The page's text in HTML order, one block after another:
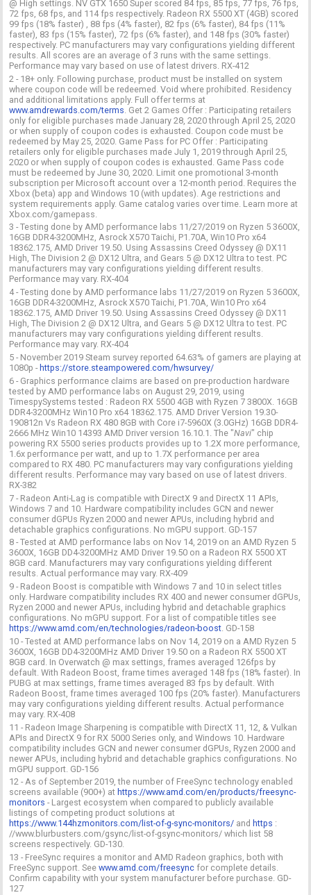
@ High settings. NV GTX 1650 Super scored 84 fps, 85 fps, 77 fps, 76 fps,
72 fps, 68 fps, and 114 fps respectively. Radeon RX 5500 XT (4GB) scored
99 fps (18% faster) , 88 fps (4% faster), 82 fps (6% faster), 84 fps (11%
faster), 83 fps (15% faster), 72 fps (6% faster), and 148 fps (30% faster)
respectively. PC manufacturers may vary configurations yielding different
results. All scores are an average of 3 runs with the same settings.
Performance may vary based on use of latest drivers. RX-412
2 - 18+ only. Following purchase, product must be installed on system
where coupon code will be redeemed. Void where prohibited. Residency
and additional limitations apply. Full offer terms at
www.amdrewards.com/terms . Get 2 Games Offer : Participating retailers
only for eligible purchases made January 28, 2020 through April 25, 2020
or when supply of coupon codes is exhausted. Coupon code must be
redeemed by May 25, 2020. Game Pass for PC Offer : Participating
retailers only for eligible purchases made July 1, 2019 through April 25,
2020 or when supply of coupon codes is exhausted. Game Pass code
must be redeemed by June 30, 2020. Limit one promotional 3-month
subscription per Microsoft account over a 12-month period. Requires the
Xbox (beta) app and Windows 10 (with updates). Age restrictions and
system requirements apply. Game catalog varies over time. Learn more at
Xbox.com/gamepass.
3 - Testing done by AMD performance labs 11/27/2019 on Ryzen 5 3600X,
16GB DDR4-3200MHz, Asrock X570 Taichi, P1.70A, Win10 Pro x64
18362.175, AMD Driver 19.50. Using Assassins Creed Odyssey @ DX11
High, The Division 2 @ DX12 Ultra, and Gears 5 @ DX12 Ultra to test. PC
manufacturers may vary configurations yielding different results.
Performance may vary. RX-404
4 - Testing done by AMD performance labs 11/27/2019 on Ryzen 5 3600X,
16GB DDR4-3200MHz, Asrock X570 Taichi, P1.70A, Win10 Pro x64
18362.175, AMD Driver 19.50. Using Assassins Creed Odyssey @ DX11
High, The Division 2 @ DX12 Ultra, and Gears 5 @ DX12 Ultra to test. PC
manufacturers may vary configurations yielding different results.
Performance may vary. RX-404
5 - November 2019 Steam survey reported 64.63% of gamers are playing at
1080p - https://store.steampowered.com/hwsurvey/
6 - Graphics performance claims are based on pre-production hardware
tested by AMD performance labs on August 29, 2019, using
TimespySystems tested : Radeon RX 5500 4GB with Ryzen 7 3800X. 16GB
DDR4-3200MHz Win10 Pro x64 18362.175. AMD Driver Version 19.30-
190812n Vs Radeon RX 480 8GB with Core i7-5960X (3.0GHz) 16GB DDR4-
2666 MHz Win10 14393 AMD Driver version 16.10.1. The "Navi" chip
powering RX 5500 series products provides up to 1.2X more performance,
1.6x performance per watt, and up to 1.7X performance per area
compared to RX 480. PC manufacturers may vary configurations yielding
different results. Performance may vary based on use of latest drivers.
RX-382
7 - Radeon Anti-Lag is compatible with DirectX 9 and DirectX 11 APIs,
Windows 7 and 10. Hardware compatibility includes GCN and newer
consumer dGPUs Ryzen 2000 and newer APUs, including hybrid and
detachable graphics configurations. No mGPU support. GD-157
8 - Tested at AMD performance labs on Nov 14, 2019 on an AMD Ryzen 5
3600X, 16GB DD4-3200MHz AMD Driver 19.50 on a Radeon RX 5500 XT
8GB card. Manufacturers may vary configurations yielding different
results. Actual performance may vary. RX-409
9 - Radeon Boost is compatible with Windows 7 and 10 in select titles
only. Hardware compatibility includes RX 400 and newer consumer dGPUs,
Ryzen 2000 and newer APUs, including hybrid and detachable graphics
configurations. No mGPU support. For a list of compatible titles see
https://www.amd.com/en/technologies/radeon-boost. GD-158
10 - Tested at AMD performance labs on Nov 14, 2019 on a AMD Ryzen 5
3600X, 16GB DD4-3200MHz AMD Driver 19.50 on a Radeon RX 5500 XT
8GB card. In Overwatch @ max settings, frames averaged 126fps by
default. With Radeon Boost, frame times averaged 148 fps (18% faster). In
PUBG at max settings, frame times averaged 83 fps by default. With
Radeon Boost, frame times averaged 100 fps (20% faster). Manufacturers
may vary configurations yielding different results. Actual performance
may vary. RX-408
11 - Radeon Image Sharpening is compatible with DirectX 11, 12, & Vulkan
APIs and DirectX 9 for RX 5000 Series only, and Windows 10. Hardware
compatibility includes GCN and newer consumer dGPUs, Ryzen 2000 and
newer APUs, including hybrid and detachable graphics configurations. No
mGPU support. GD-156
12 - As of September 2019, the number of FreeSync technology enabled
screens available (900+) at https://www.amd.com/en/products/freesync-
monitors - Largest ecosystem when compared to publicly available
listings of competing product solutions at
https://www.144hzmonitors.com/list-of-g-sync-monitors/ and https :
//www.blurbusters.com/gsync/list-of-gsync-monitors/ which list 58
screens respectively. GD-130.
13 - FreeSync requires a monitor and AMD Radeon graphics, both with
FreeSync support. Seewww.amd.com/freesync for complete details.
Confirm capability with your system manufacturer before purchase. GD-
127